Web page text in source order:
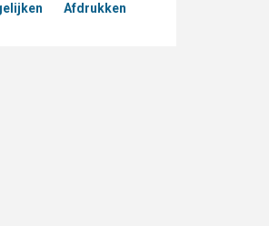
Afdrukken